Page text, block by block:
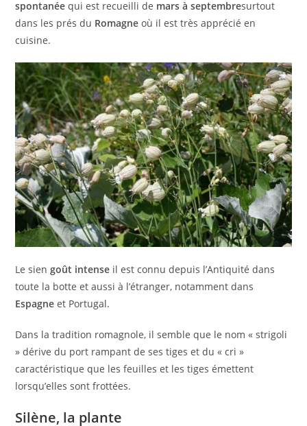
spontanée qui est recueilli de mars à septembresurtout
dans les prés du Romagne où il est très apprécié en
cuisine.
Le siengoût intense il est connu depuis l’Antiquité dans
toute la botte et aussi à l’étranger, notamment dans
Espagne et Portugal.
Dans la tradition romagnole, il semble que le nom « strigoli
» dérive du port rampant de ses tiges et du « cri »
caractéristique que les feuilles et les tiges émettent
lorsqu’elles sont frottées.
Silène, la plante